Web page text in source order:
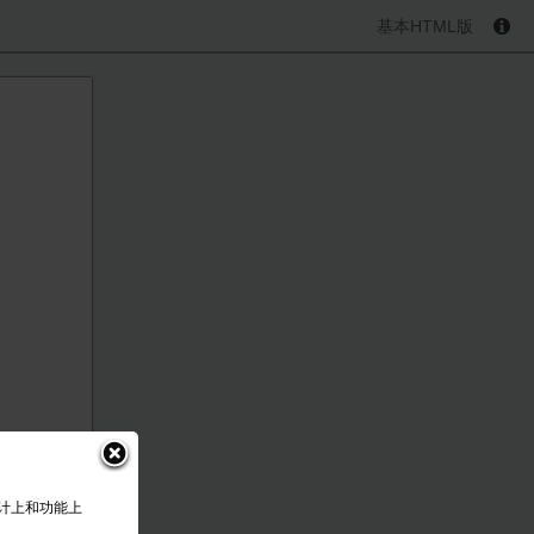
上和功能上
基本HTML版